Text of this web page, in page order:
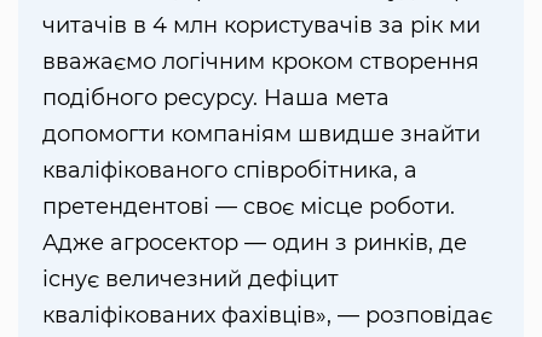
читачів в 4 млн користувачів за рік ми
вважаємо логічним кроком створення
подібного ресурсу. Наша мета
допомогти компаніям швидше знайти
кваліфікованого співробітника, а
претендентові — своє місце роботи.
Адже агросектор — один з ринків, де
існує величезний дефіцит
кваліфікованих фахівців», — розповідає